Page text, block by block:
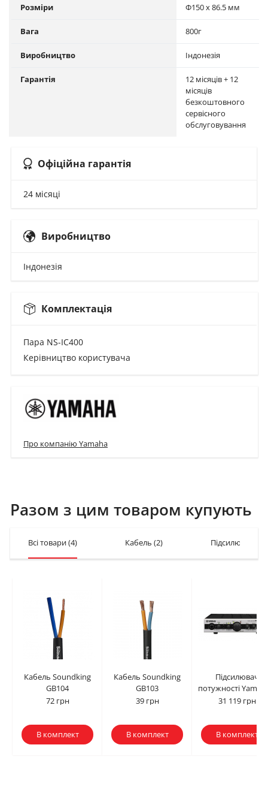
Розміри Ф150 x 86.5 мм
Вага 800г
Виробництво Індонезія
Гарантія
12 місяців + 12
місяців
безкоштовного
сервісного
обслуговування
Офіційна гарантія
24 місяці
Виробництво
Індонезія
Комплектація
Пара NS-IC400
Керівництво користувача
Про компанію Yamaha
Разом з цим товаром купують
Всі товари(4) Кабель (2) Підсилювачі
Кабель Soundking
GB104
72 грн
В комплект
Кабель Soundking
GB103
39 грн
В комплект
Підсилювач
потужності
31 119 грн
В комплект